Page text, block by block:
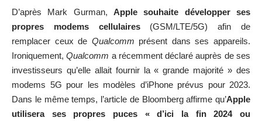
D’après Mark Gurman, Apple souhaite développer ses
propres modems cellulaires(GSM/LTE/5G) afin de
remplacer ceux de Qualcomm présent dans ses appareils.
Ironiquement,Qualcomm a récemment déclaré auprès de ses
investisseurs qu’elle allait fournir la « grande majorité » des
modems 5G pour les modèles d’iPhone prévus pour 2023.
Dans le même temps, l’article de Bloombergaffirme qu’Apple
utilisera ses propres puces « d’ici la fin 2024 ou